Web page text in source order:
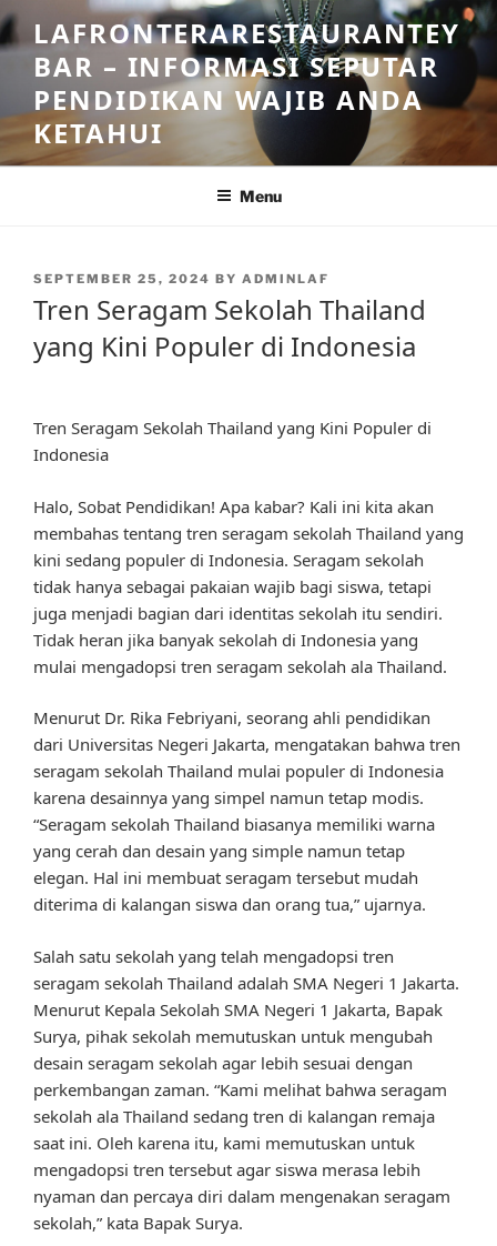
Skip
to
content
LAFRONTERARESTAURANTEY
BAR – INFORMASI SEPUTAR
PENDIDIKAN WAJIB ANDA
KETAHUI
Menu
POSTED
SEPTEMBER 25, 2024 BY ADMINLAF
Tren Seragam Sekolah Thailand
yang Kini Populer di Indonesia
Tren Seragam Sekolah Thailand yang Kini Populer di
Indonesia
Halo, Sobat Pendidikan! Apa kabar? Kali ini kita akan
membahas tentang tren seragam sekolah Thailand yang
kini sedang populer di Indonesia. Seragam sekolah
tidak hanya sebagai pakaian wajib bagi siswa, tetapi
juga menjadi bagian dari identitas sekolah itu sendiri.
Tidak heran jika banyak sekolah di Indonesia yang
mulai mengadopsi tren seragam sekolah ala Thailand.
Menurut Dr. Rika Febriyani, seorang ahli pendidikan
dari Universitas Negeri Jakarta, mengatakan bahwa tren
seragam sekolah Thailand mulai populer di Indonesia
karena desainnya yang simpel namun tetap modis.
“Seragam sekolah Thailand biasanya memiliki warna
yang cerah dan desain yang simple namun tetap
elegan. Hal ini membuat seragam tersebut mudah
diterima di kalangan siswa dan orang tua,” ujarnya.
Salah satu sekolah yang telah mengadopsi tren
seragam sekolah Thailand adalah SMA Negeri 1 Jakarta.
Menurut Kepala Sekolah SMA Negeri 1 Jakarta, Bapak
Surya, pihak sekolah memutuskan untuk mengubah
desain seragam sekolah agar lebih sesuai dengan
perkembangan zaman. “Kami melihat bahwa seragam
sekolah ala Thailand sedang tren di kalangan remaja
saat ini. Oleh karena itu, kami memutuskan untuk
mengadopsi tren tersebut agar siswa merasa lebih
nyaman dan percaya diri dalam mengenakan seragam
sekolah,” kata Bapak Surya.